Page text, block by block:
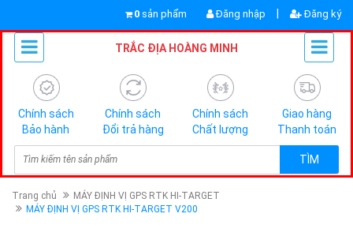
0 sản phẩm Đăng nhập Đăng ký
TRẮC ĐỊA HOÀNG MINH
Chính sách
Bảo hành
Chính sách
Đổi trả hàng
Chính sách
Chất lượng
Giao hàng
Thanh toán
TÌM
Trang chủ
MÁY ĐỊNH VỊ GPS RTK HI-TARGET
MÁY ĐỊNH VỊ GPS RTK HI-TARGET V200